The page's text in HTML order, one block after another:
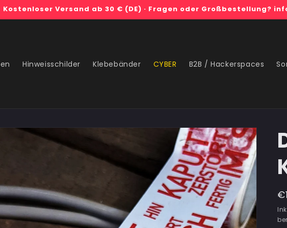
Kostenloser Versand ab 30 € (DE) · Fragen oder Großbestellung?
Hinweisschilder Klebebänder CYBER B2B / Hackerspaces